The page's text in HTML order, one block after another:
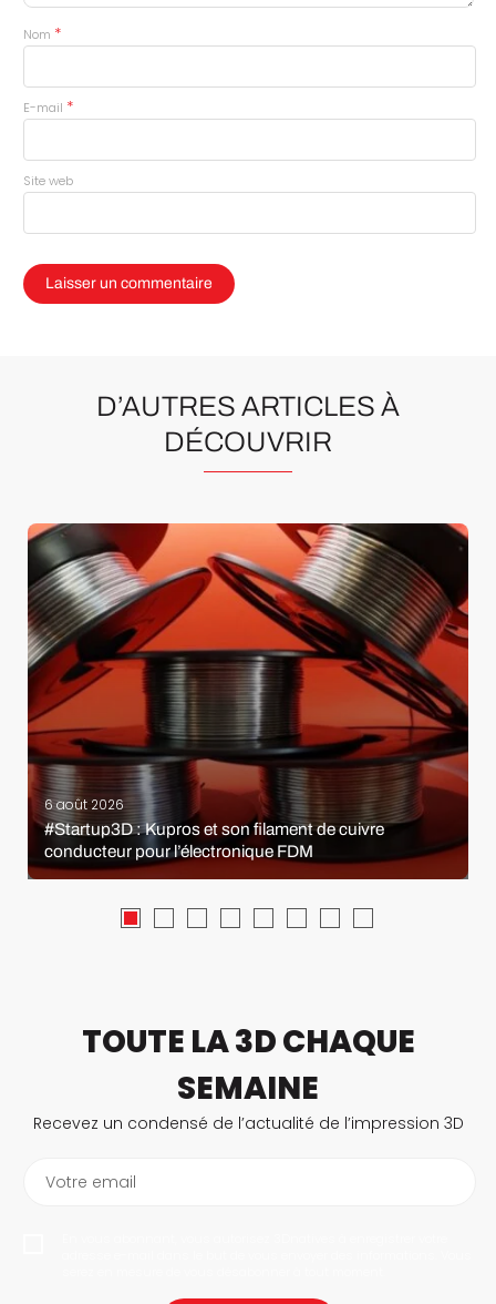
Nom *
E-mail *
Site web
D’AUTRES ARTICLES À
DÉCOUVRIR
6 août 2026
#Startup3D : Kupros et son filament de cuivre
conducteur pour l’électronique FDM
TOUTE LA 3D CHAQUE
SEMAINE
Recevez un condensé de l’actualité de l’impression 3D
Votre email